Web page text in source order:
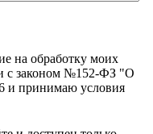
на обработку моих
с законом №152-ФЗ "О
и принимаю условия